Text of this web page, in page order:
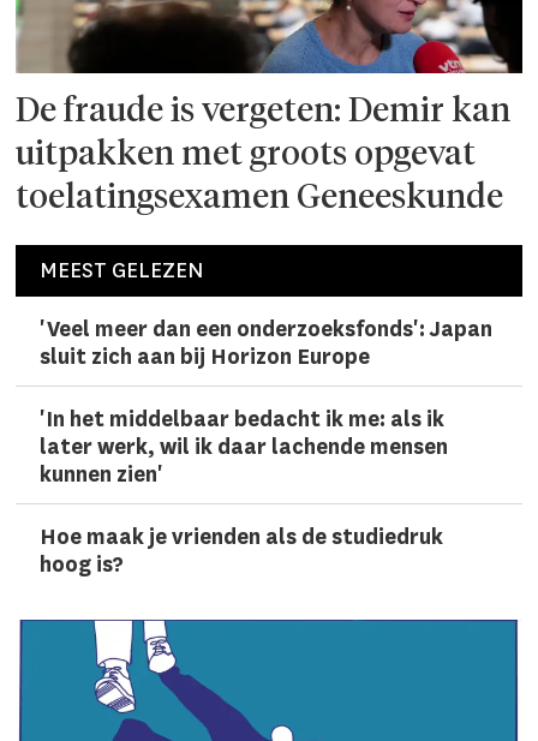
De fraude is vergeten: Demir kan
uitpakken met groots opgevat
toelatingsexamen Geneeskunde
MEEST GELEZEN
'Veel meer dan een onderzoeks­fonds': Japan
sluit zich aan bij Horizon Europe
'In het middelbaar bedacht ik me: als ik
later werk, wil ik daar lachen­de mensen
kunnen zien'
Hoe maak je vrienden als de studiedruk
hoog is?